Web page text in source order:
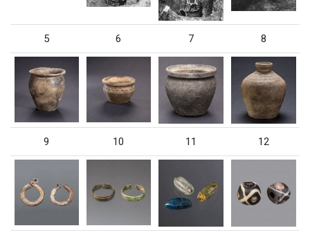
5 6 7 8
9 10 11 12